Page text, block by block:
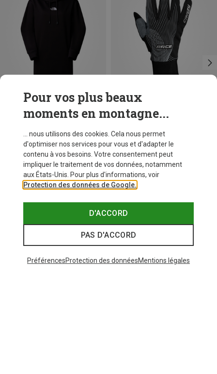
Vous économisez 41% Vous économisez 31%
Pour vos plus beaux
moments en montagne...
... nous utilisons des cookies. Cela nous permet
d'optimiser nos services pour vous et d'adapter le
contenu à vos besoins. Votre consentement peut
impliquer le traitement de vos données, notamment
aux États-Unis. Pour plus d'informations, voir
Protection des données de Google.
D'ACCORD
PAS D'ACCORD
PréférencesProtection des donnéesMentions légales